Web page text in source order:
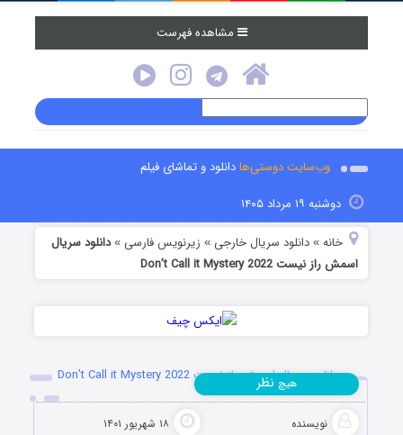
مشاهده فهرست
وب‌سایت دوستی‌هادانلود و تماشای فیلم
دوشنبه ۱۹ مرداد ۱۴۰۵
خانه »دانلود سریال خارجی » زیرنویس فارسی »دانلود سریال
اسمش راز نیست Don’t Call it Mystery 2022
دانلود سریال اسمش راز نیست Don’t Call it Mystery 2022
نویسنده ۱۸ شهریور ۱۴۰۱
هیچ نظر